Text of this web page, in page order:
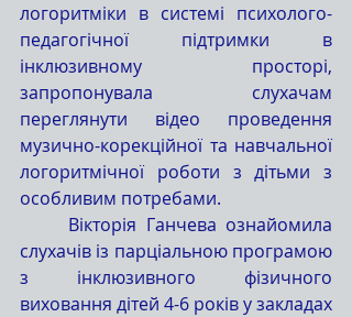
логоритміки в системі психолого-
педагогічної підтримки в
інклюзивному просторі,
запропонувала слухачам
переглянути відео проведення
музично-корекційної та навчальної
логоритмічної роботи з дітьми з
особливим потребами.
слухачів із парціальною програмою
з інклюзивного фізичного
виховання дітей 4-6 років у закладах